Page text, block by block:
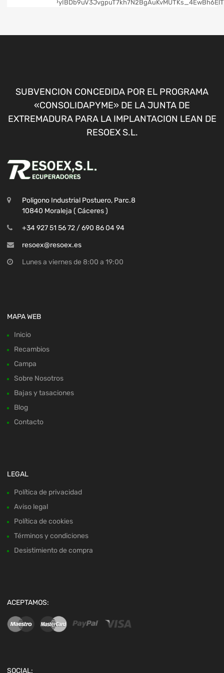
SUBVENCION CONCEDIDA POR EL PROGRAMA
«CONSOLIDAPYME» DE LA JUNTA DE
EXTREMADURA PARA LA IMPLANTACION LEAN DE
RESOEX S.L.
Poligono Industrial Postuero, Parc.8
10840 Moraleja ( Cáceres )
+34 927 51 56 72 / 690 86 04 94
resoex@resoex.es
Lunes a viernes de 8:00 a 19:00
MAPA WEB
Inicio
Recambios
Campa
Sobre Nosotros
Bajas y tasaciones
Blog
Contacto
LEGAL
Política de privacidad
Aviso legal
Política de cookies
Términos y condiciones
Desistimiento de compra
ACEPTAMOS:
SOCIAL: